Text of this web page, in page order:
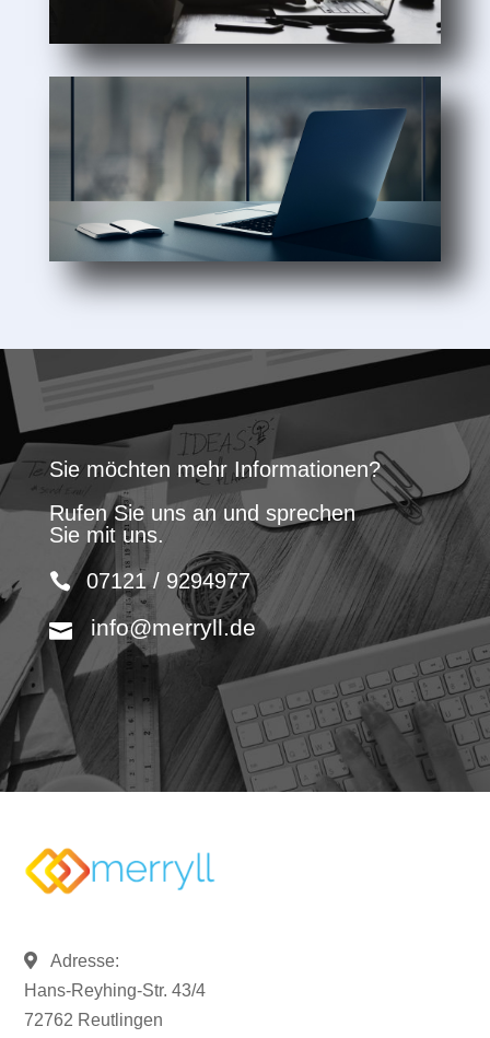
Sie möchten mehr Informationen?
Rufen Sie uns an und sprechen
Sie mit uns.
07121 / 9294977
info@merryll.de
Adresse:
Hans-Reyhing-Str. 43/4
72762 Reutlingen